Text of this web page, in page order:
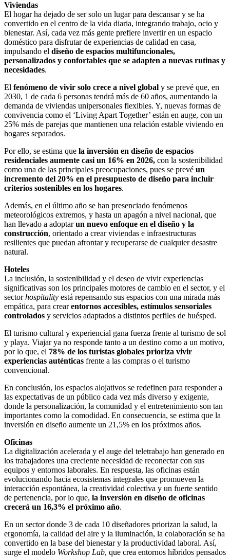
Viviendas
El hogar ha dejado de ser solo un lugar para descansar y se ha
convertido en el centro de la vida diaria, integrando trabajo, ocio y
bienestar. Así, cada vez más gente prefiere invertir en un espacio
doméstico para disfrutar de experiencias de calidad en casa,
impulsando el diseño de espacios multifuncionales,
personalizados y confortables que se adapten a nuevas rutinas y
necesidades.
El fenómeno de vivir solo crece a nivel global y se prevé que, en
2030, 1 de cada 6 personas tendrá más de 60 años, aumentando la
demanda de viviendas unipersonales flexibles. Y, nuevas formas de
convivencia como el ‘Living Apart Together’ están en auge, con un
25% más de parejas que mantienen una relación estable viviendo en
hogares separados.
Por ello, se estima que la inversión en diseño de espacios
residenciales aumente casi un 16% en 2026, con la sostenibilidad
como una de las principales preocupaciones, pues se prevé un
incremento del 20% en el presupuesto de diseño para incluir
criterios sostenibles en los hogares.
Además, en el último año se han presenciado fenómenos
meteorológicos extremos, y hasta un apagón a nivel nacional, que
han llevado a adoptarun nuevo enfoque en el diseño y la
construcción, orientado a crear viviendas e infraestructuras
resilientes que puedan afrontar y recuperarse de cualquier desastre
natural.
Hoteles
La inclusión, la sostenibilidad y el deseo de vivir experiencias
significativas son los principales motores de cambio en el sector, y el
sectorhospitality está repensando sus espacios con una mirada más
empática, para crearentornos accesibles, estímulos sensoriales
controlados y servicios adaptados a distintos perfiles de huésped.
El turismo cultural y experiencial gana fuerza frente al turismo de sol
y playa. Viajar ya no responde tanto a un destino como a un motivo,
por lo que, el 78% de los turistas globales prioriza vivir
experiencias auténticas frente a las compras o el turismo
convencional.
En conclusión, los espacios alojativos se redefinen para responder a
las expectativas de un público cada vez más diverso y exigente,
donde la personalización, la comunidad y el entretenimiento son tan
importantes como la comodidad. En consecuencia, se estima que la
inversión en diseño aumente un 21,5% en los próximos años.
Oficinas
La digitalización acelerada y el auge del teletrabajo han generado en
los trabajadores una creciente necesidad de reconectar con sus
equipos y entornos laborales. En respuesta, las oficinas están
evolucionando hacia ecosistemas integrales que promueven la
interacción espontánea, la creatividad colectiva y un fuerte sentido
de pertenencia, por lo que, la inversión en diseño de oficinas
crecerá un 16,3% el próximo año.
En un sector donde 3 de cada 10 diseñadores priorizan la salud, la
ergonomía, la calidad del aire y la iluminación, la colaboración se ha
convertido en la base del bienestar y la productividad laboral. Así,
surge el modelo Workshop Lab, que crea entornos híbridos pensados